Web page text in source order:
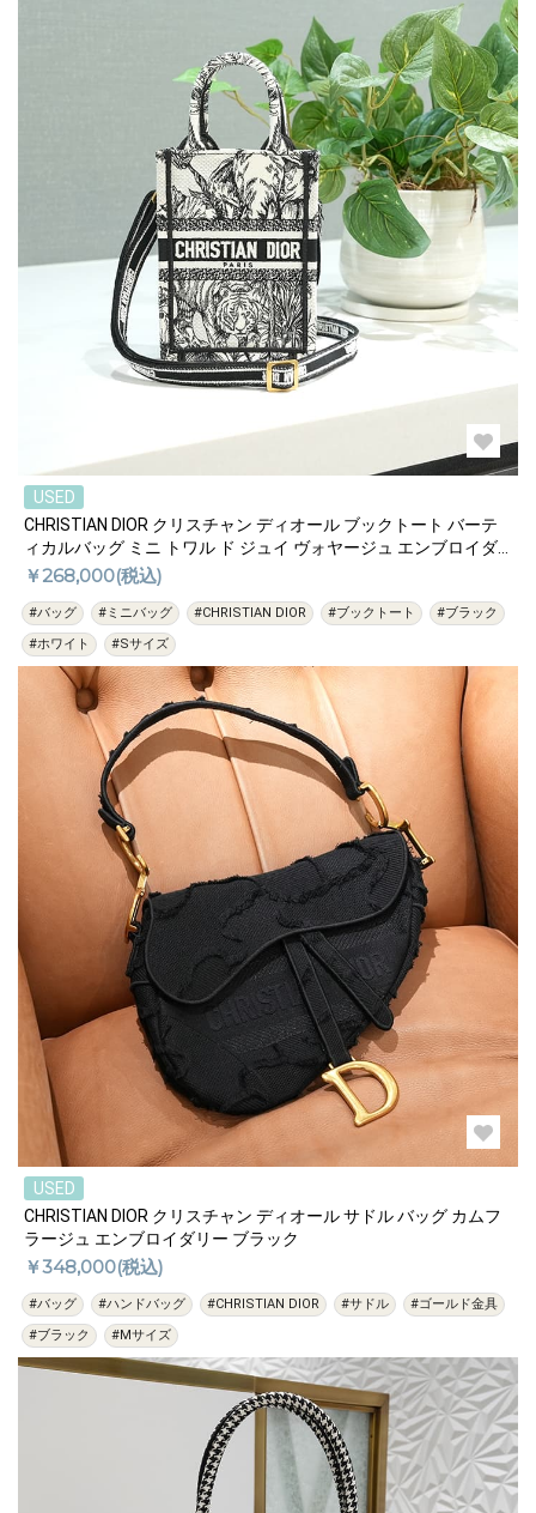
USED
CHRISTIAN DIOR クリスチャン ディオール ブックトート バーテ
ィカルバッグ ミニ トワル ド ジュイ ヴォヤージュ エンブロイダ
リー ホワイト ブラック
￥268,000(税込)
#バッグ #ミニバッグ #CHRISTIAN DIOR #ブックトート
#ブラック
#ホワイト
#Sサイズ
USED
CHRISTIAN DIOR クリスチャン ディオール サドル バッグ カムフ
ラージュ エンブロイダリー ブラック
￥348,000(税込)
#バッグ #ハンドバッグ #CHRISTIAN DIOR #サドル
#ゴールド金具
#ブラック
#Mサイズ